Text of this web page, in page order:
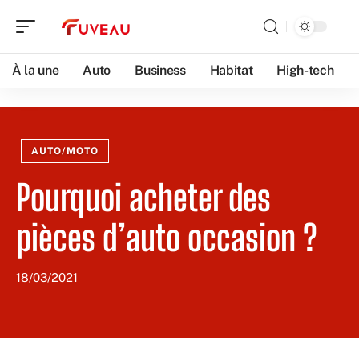
À la une Auto Business Habitat High-tech
AUTO/MOTO
Pourquoi acheter des
pièces d’auto occasion ?
18/03/2021